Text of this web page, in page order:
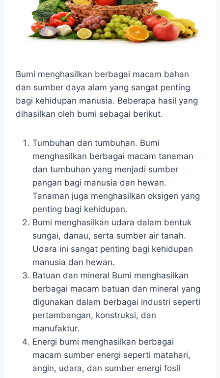
Bumi menghasilkan berbagai macam bahan
dan sumber daya alam yang sangat penting
bagi kehidupan manusia. Beberapa hasil yang
dihasilkan oleh bumi sebagai berikut.
Tumbuhan dan tumbuhan. Bumi
menghasilkan berbagai macam tanaman
dan tumbuhan yang menjadi sumber
pangan bagi manusia dan hewan.
Tanaman juga menghasilkan oksigen yang
penting bagi kehidupan.
Bumi menghasilkan udara dalam bentuk
sungai, danau, serta sumber air tanah.
Udara ini sangat penting bagi kehidupan
manusia dan hewan.
Batuan dan mineral Bumi menghasilkan
berbagai macam batuan dan mineral yang
digunakan dalam berbagai industri seperti
pertambangan, konstruksi, dan
manufaktur.
Energi bumi menghasilkan berbagai
macam sumber energi seperti matahari,
angin, udara, dan sumber energi fosil